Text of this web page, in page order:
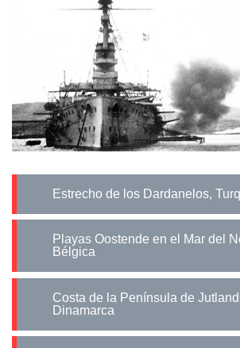
Estrecho de los Dardanelos,
Playas Oostende en el Mar del Norte,
Bélgica
Costa de la Península de Jutlandia,
Dinamarca